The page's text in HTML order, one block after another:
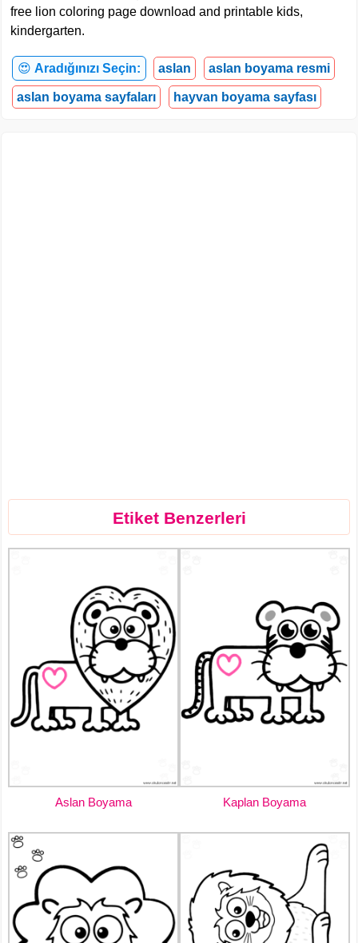
free lion coloring page download and printable kids,
kindergarten.
😍 Aradığınızı Seçin: aslan aslan boyama resmi
aslan boyama sayfaları hayvan boyama sayfası
Etiket Benzerleri
Aslan Boyama Kaplan Boyama